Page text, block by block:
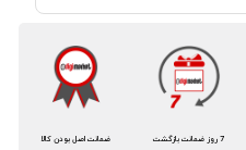
ضمانت اصل بودن کالا 7 روز ضمانت بازگشت